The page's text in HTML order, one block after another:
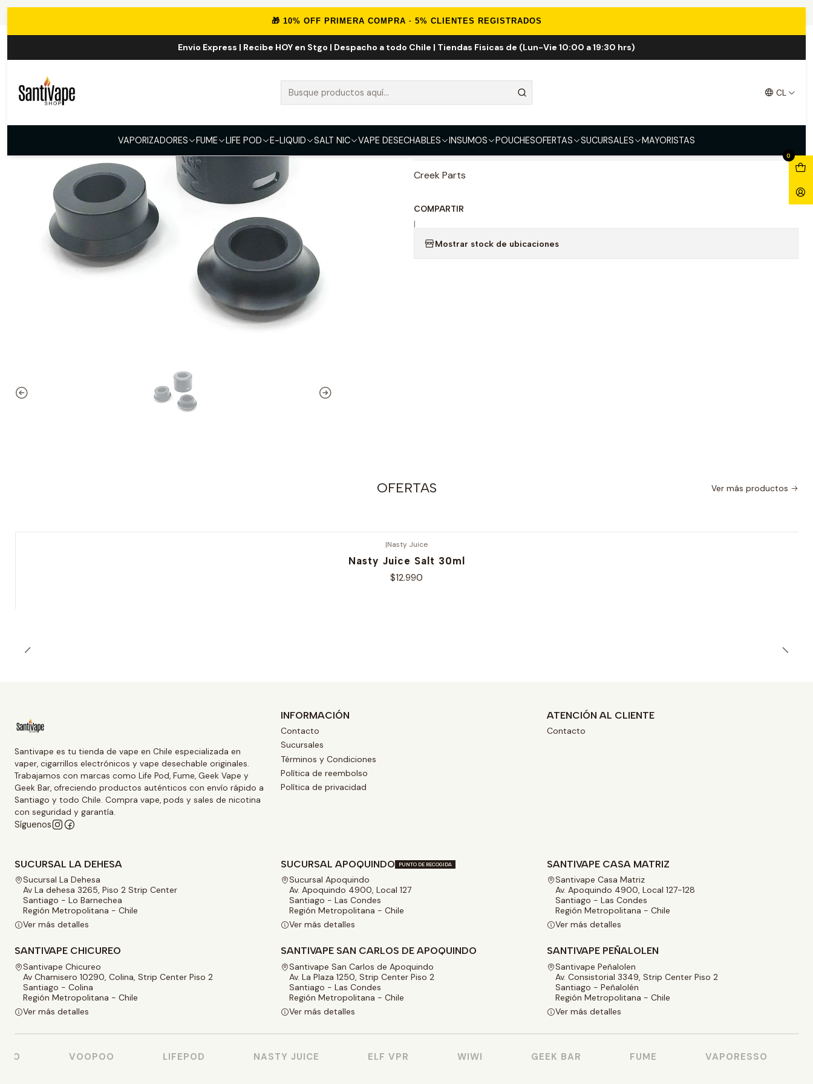
🎁 10% OFF PRIMERA COMPRA · 5% CLIENTES REGISTRADOS
Envio Express | Recibe HOY en Stgo | Despacho a todo Chile | Tiendas Fisicas de (Lun-Vie 10:00 a 19:30 hrs)
CL
VAPORIZADORES FUME LIFE POD E-LIQUID SALT NIC VAPE DESECHABLES INSUMOS POUCHESOFERTAS SUCURSALES MAYORISTAS
0
Creek - Kit Ultem Atmizoo
Creek Ultem Kit Yellow Matte
Creek Parts
COMPARTIR
|
Mostrar stock de ubicaciones
OFERTAS Ver más productos
|Nasty Juice
Nasty Juice Salt 30ml
$12.990
Santivape es tu tienda de vape en Chile especializada en
vaper, cigarrillos electrónicos y vape desechable originales.
Trabajamos con marcas como Life Pod, Fume, Geek Vape y
Geek Bar, ofreciendo productos auténticos con envío rápido a
Santiago y todo Chile. Compra vape, pods y sales de nicotina
con seguridad y garantía.
Síguenos
INFORMACIÓN
Contacto
Sucursales
Términos y Condiciones
Política de reembolso
Política de privacidad
ATENCIÓN AL CLIENTE
Contacto
SUCURSAL LA DEHESA
Sucursal La Dehesa
Av La dehesa 3265, Piso 2 Strip Center
Santiago - Lo Barnechea
Región Metropolitana - Chile
Ver más detalles
SUCURSAL APOQUINDO PUNTO DE RECOGIDA
Sucursal Apoquindo
Av. Apoquindo 4900, Local 127
Santiago - Las Condes
Región Metropolitana - Chile
Ver más detalles
SANTIVAPE CASA MATRIZ
Santivape Casa Matriz
Av. Apoquindo 4900, Local 127-128
Santiago - Las Condes
Región Metropolitana - Chile
Ver más detalles
SANTIVAPE CHICUREO
Santivape Chicureo
Av Chamisero 10290, Colina, Strip Center Piso 2
Santiago - Colina
Región Metropolitana - Chile
Ver más detalles
SANTIVAPE SAN CARLOS DE APOQUINDO
Santivape San Carlos de Apoquindo
Av. La Plaza 1250, Strip Center Piso 2
Santiago - Las Condes
Región Metropolitana - Chile
Ver más detalles
SANTIVAPE PEÑALOLEN
Santivape Peñalolen
Av. Consistorial 3349, Strip Center Piso 2
Santiago - Peñalolén
Región Metropolitana - Chile
Ver más detalles
VOOPOO LIFEPOD NASTY JUICE ELF VPR WIWI GEEK BAR FUME VAPORESSO